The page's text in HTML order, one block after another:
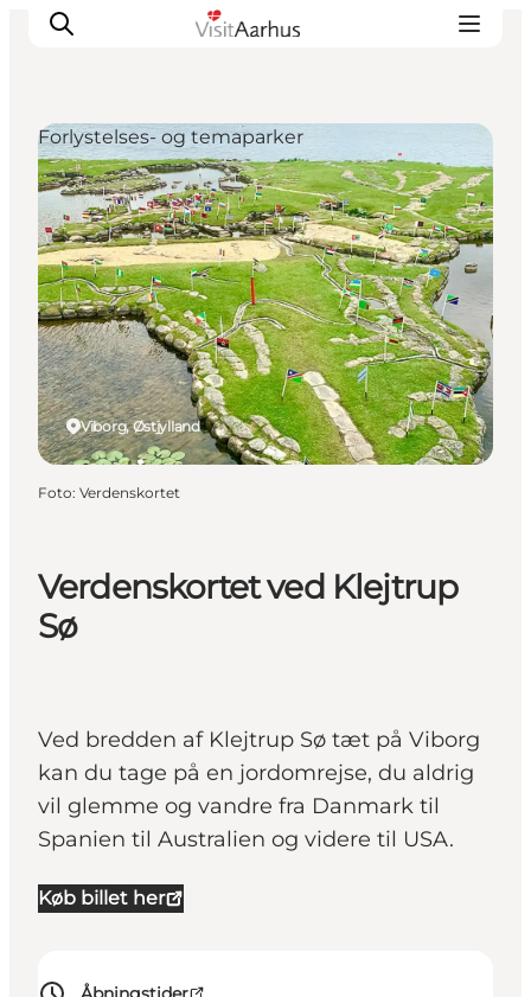
Oplevelser
Kalender
Byer og steder
Planlæg ferien
Transport
Verdenskortet ved Klejtrup
Sø
Ved bredden af Klejtrup Sø tæt på Viborg
kan du tage på en jordomrejse, du aldrig
vil glemme og vandre fra Danmark til
Spanien til Australien og videre til USA.
Køb billet her
Viborg, Østjylland
Forlystelses- og temaparker
Foto: Verdenskortet